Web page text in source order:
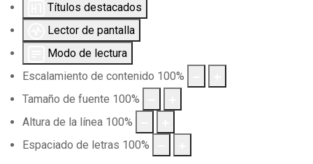
Títulos destacados
Lector de pantalla
Modo de lectura
Escalamiento de contenido 100%
Tamaño de fuente 100%
Altura de la línea 100%
Espaciado de letras 100%